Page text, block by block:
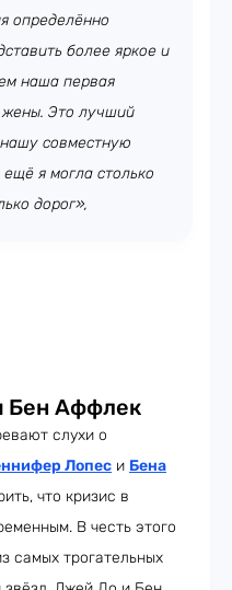
определённо
более яркое и
наша первая
жены. Это лучший
совместную
я могла столько
дорог»,
Бен Аффлек
слухи о
Лопес и Бена
что кризис в
В честь этого
самых трогательных